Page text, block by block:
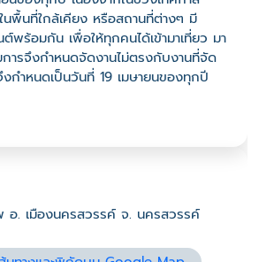
พื้นที่ใกล้เคียง หรือสถานที่ต่างๆ มี
พร้อมกัน เพื่อให้ทุกคนได้เข้ามาเที่ยว มา
ารจึงกำหนดจัดงานไม่ตรงกับงานที่จัด
กำหนดเป็นวันที่ 19 เมษายนของทุกปี
อ. เมืองนครสวรรค์ จ. นครสวรรค์